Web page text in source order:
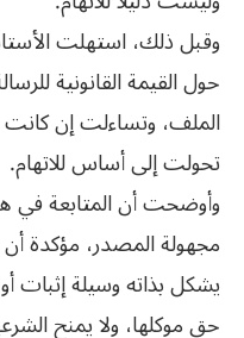
وقبل ذلك، استهلت
حول القيمة القانونية
الملف، وتساءلت إن
تحولت إلى أساس للاتهام.
وأوضحت أن المتابعة في
مجهولة المصدر، مؤكدة
يشكل بذاته وسيلة إثبات
حق موكلها، ولا يمنح